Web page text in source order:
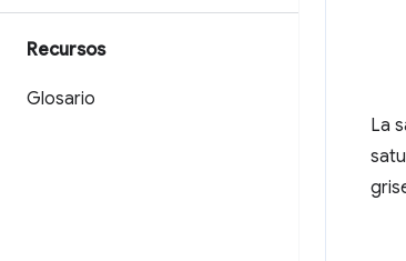
Recursos
Glosario
La